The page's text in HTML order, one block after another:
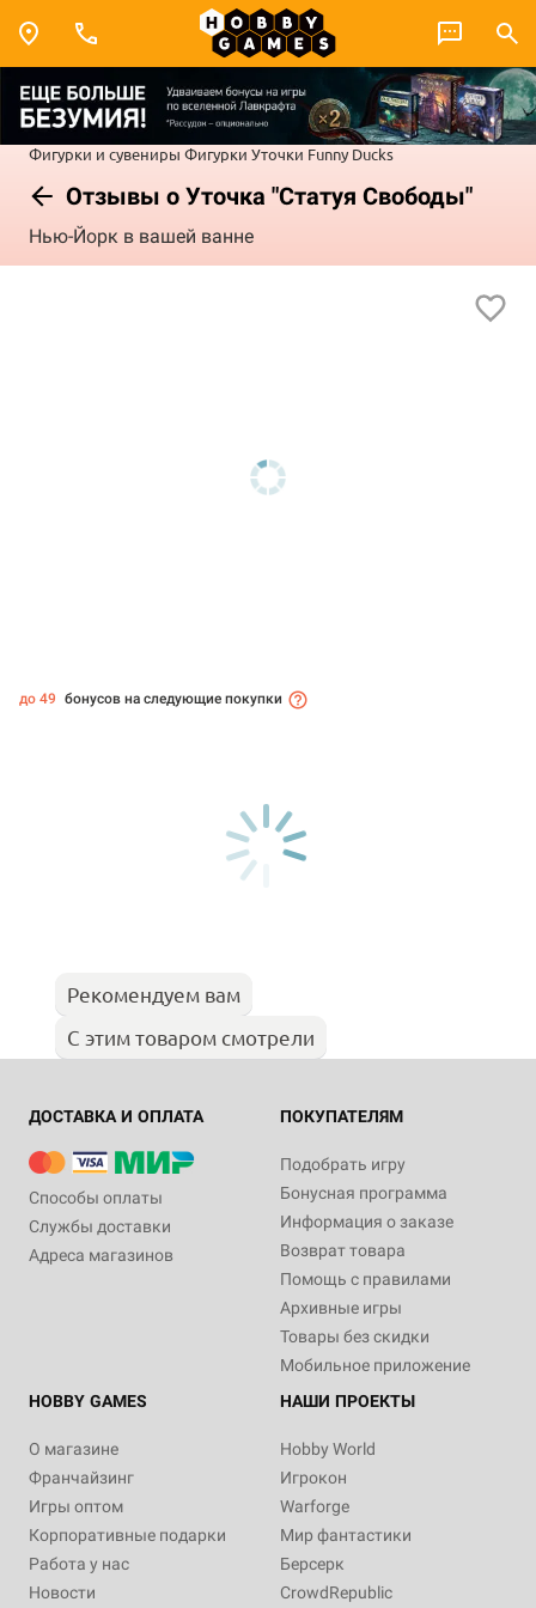
Фигурки и сувениры Фигурки Уточки Funny Ducks
Отзывы о Уточка "Статуя Свободы"
Нью-Йорк в вашей ванне
до 49 бонусов на следующие покупки
Рекомендуем вам
С этим товаром смотрели
ДОСТАВКА И ОПЛАТА
Способы оплаты
Службы доставки
Адреса магазинов
ПОКУПАТЕЛЯМ
Подобрать игру
Бонусная программа
Информация о заказе
Возврат товара
Помощь с правилами
Архивные игры
Товары без скидки
Мобильное приложение
HOBBY GAMES
О магазине
Франчайзинг
Игры оптом
Корпоративные подарки
Работа у нас
Новости
НАШИ ПРОЕКТЫ
Hobby World
Игрокон
Warforge
Мир фантастики
Берсерк
CrowdRepublic